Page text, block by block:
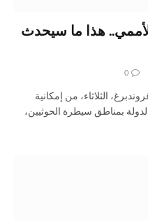
هذا ما سيحدث
0
الثلاثاء، من إمكانية
بمناطق سيطرة الحوثيين،